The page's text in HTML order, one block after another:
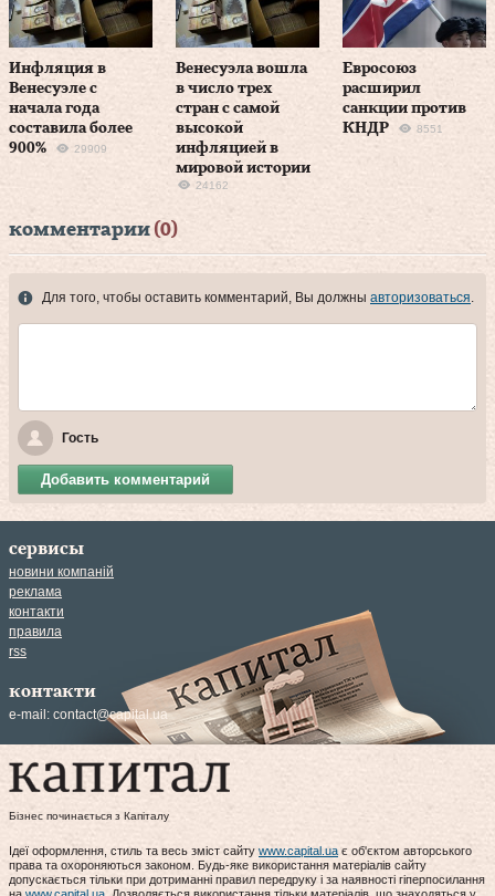
Инфляция в
Венесуэле с
начала года
составила более
900%
29909
Венесуэла вошла
в число трех
стран с самой
высокой
инфляцией в
мировой истории
24162
Евросоюз
расширил
санкции против
КНДР
8551
комментарии (0)
Для того, чтобы оставить комментарий, Вы должны авторизоваться.
Гость
Добавить комментарий
сервисы
новини компаній
реклама
контакти
правила
rss
контакти
e-mail: contact@capital.ua
Бізнес починається з Капіталу
Ідеї оформлення, стиль та весь зміст сайту www.capital.uaє об'єктом авторського
права та охороняються законом. Будь-яке використання матеріалів сайту
допускається тільки при дотриманні правил передруку і за наявності гіперпосилання